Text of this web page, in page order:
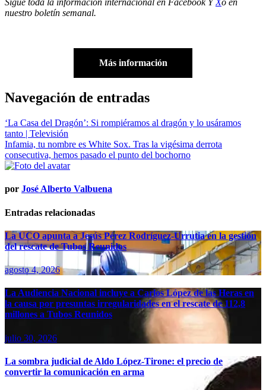
Sigue toda la información internacional en FacebookYXo en
nuestro boletín semanal.
Más información
Navegación de entradas
‘La Casa del Dragón’: Si rompiéramos al dragón y lo usáramos
tanto | Televisión
Infamia, tu nombre es White Sox. Tras la vigésima derrota
consecutiva, hemos pasado el punto del bochorno
por José Alberto Valbuena
Entradas relacionadas
La UCO apunta a Jesús Pérez Rodríguez-Urrutia en la gestión
del rescate de Tubos Reunidos
agosto 4, 2026
La Audiencia Nacional incluye a Carlos López de las Heras en
la causa por presuntas irregularidades en el rescate de 112,8
millones a Tubos Reunidos
julio 30, 2026
La sombra judicial de Aldo López-Tirone: el precio de
convertir la comunicación en arma